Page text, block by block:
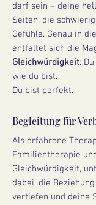
darf sein – deine
Seiten, die
Gefühle. Genau in
entfaltet sich die
Gleichwürdigkeit:
wie du bist.
Du bist perfekt.​
Begleitung für
Als erfahrene
Familientherapie
Gleichwürdigkeit,
dabei, die
vertiefen und deine